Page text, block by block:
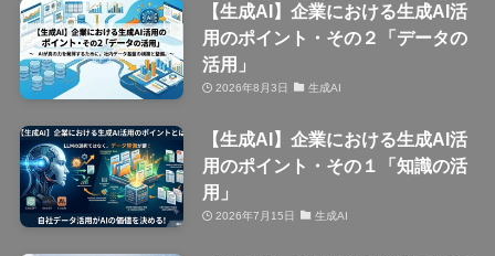
【生成AI】企業における生成AI活
用のポイント・その２「データの
活用」
2026年8月3日 生成AI
【生成AI】企業における生成AI活
用のポイント・その１「知識の活
用」
2026年7月15日 生成AI